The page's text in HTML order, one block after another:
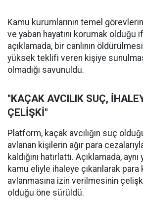
Kamu kurumlarının temel
ve yaban hayatını korumak olduğu
açıklamada, bir canlının
yüksek teklifi veren kişiye
olmadığı savunuldu.
"KAÇAK AVCILIK SUÇ,
ÇELİŞKİ"
Platform, kaçak avcılığın suç
avlanan kişilerin ağır para
kaldığını hatırlattı. Açıklamada,
kamu eliyle ihaleye çıkarılarak para
avlanmasına izin verilmesinin
olduğu öne sürüldü.